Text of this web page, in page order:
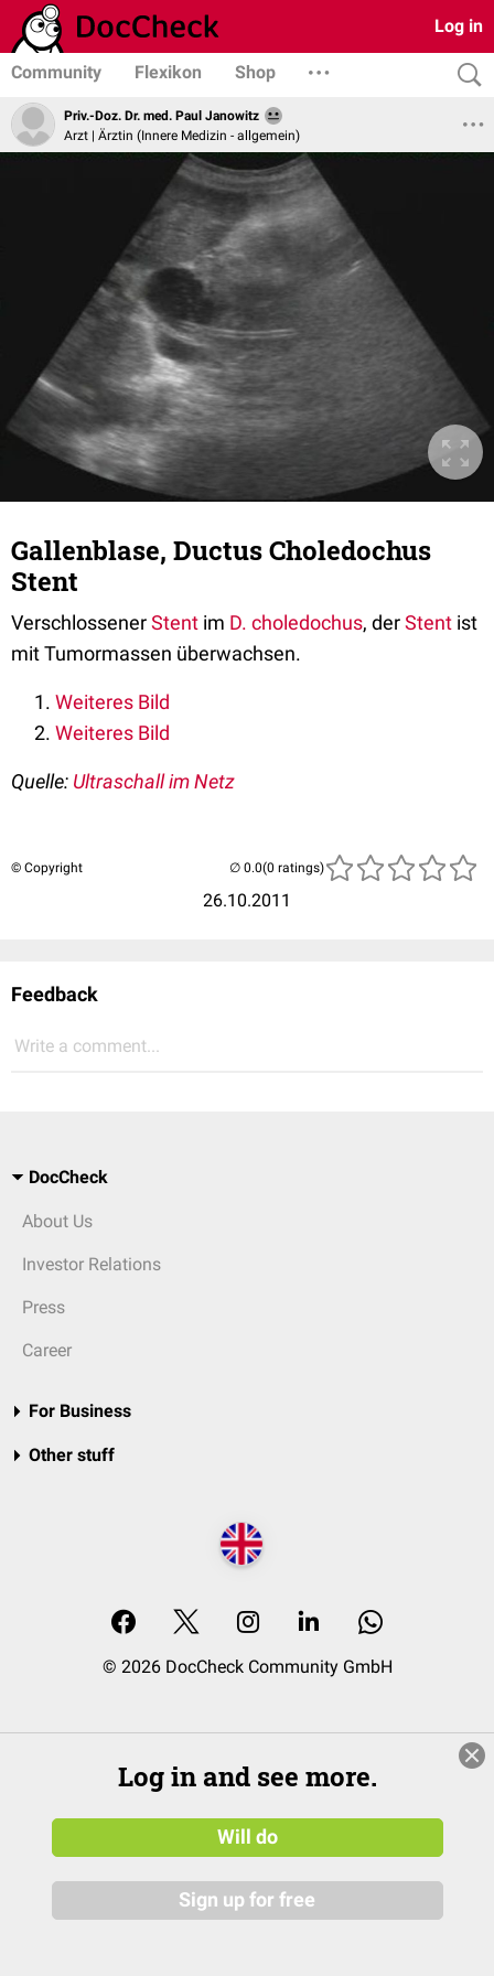
Log in
Community Flexikon Shop
Priv.-Doz. Dr. med. Paul Janowitz
Arzt | Ärztin (Innere Medizin - allgemein)
Gallenblase, Ductus Choledochus
Stent
VerschlossenerStent im D. choledochus, derStent ist
mit Tumormassen überwachsen.
Weiteres Bild
Weiteres Bild
Quelle: Ultraschall im Netz
© Copyright
26.10.2011
(0 ratings)
Feedback
Write a comment...
DocCheck
About Us
Investor Relations
Press
Career
For Business
Other stuff
© 2026 DocCheck Community GmbH
Log in and see more.
Will do
Sign up for free